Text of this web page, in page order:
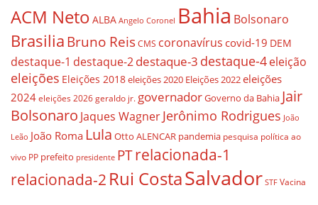
ACM Neto ALBA Angelo Coronel Bahia Bolsonaro
BrasiliaBruno ReisCMS coronavírus covid-19 DEM
destaque-1 destaque-2destaque-3 destaque-4eleição
eleições Eleições 2018eleições 2020 Eleições 2022eleições
2024 eleições 2026 geraldo jr. governadorGoverno da Bahia Jair
Bolsonaro Jaques WagnerJerônimo Rodrigues João
Leão João Roma Lula Otto ALENCAR pandemia pesquisa política ao
vivo PP prefeito presidente PTrelacionada-1
relacionada-2 Rui CostaSalvador STF Vacina